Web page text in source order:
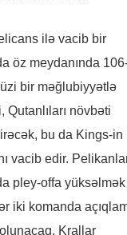
ilə vacib bir
öz meydanında
bir məğlubiyyətlə
növbəti
bu da Kings-in
vacib edir.
pley-offa yüksəlmək
iki komanda
Krallar